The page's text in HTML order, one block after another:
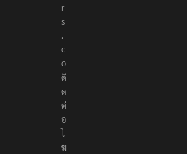
r
s
.
c
o
ติ
ด
ต่
อ
โ
ฆ